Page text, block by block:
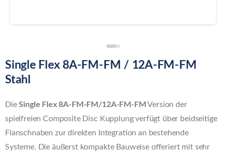
Single Flex 8A-FM-FM / 12A-FM-FM
Stahl
DieSingle Flex 8A-FM-FM/12A-FM-FM Version der
spielfreien Composite Disc Kupplung verfügt über beidseitige
Flanschnaben zur direkten Integration an bestehende
Systeme. Die äußerst kompakte Bauweise offeriert mit sehr